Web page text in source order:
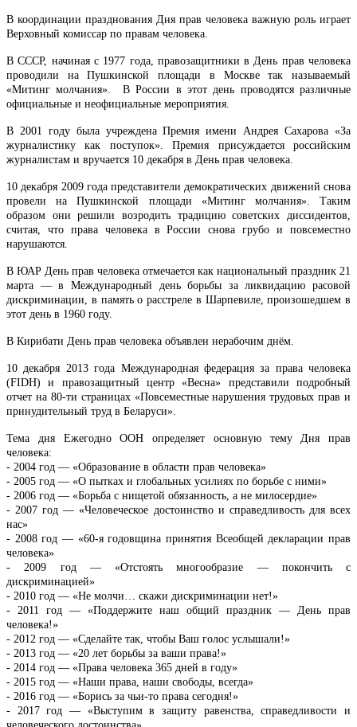
В координации празднования Дня прав человека важную роль играет
Верховный комиссар по правам человека.
В СССР, начиная с 1977 года, правозащитники в День прав человека
проводили на Пушкинской площади в Москве так называемый
«Митинг молчания». В России в этот день проводятся различные
официальные и неофициальные мероприятия.
В 2001 году была учреждена Премия имени Андрея Сахарова «За
журналистику как поступок». Премия присуждается российским
журналистам и вручается 10 декабря в День прав человека.
10 декабря 2009 года представители демократических движений снова
провели на Пушкинской площади «Митинг молчания». Таким
образом они решили возродить традицию советских диссидентов,
считая, что права человека в России снова грубо и повсеместно
нарушаются.
В ЮАР День прав человека отмечается как национальный праздник 21
марта — в Международный день борьбы за ликвидацию расовой
дискриминации, в память о расстреле в Шарпевиле, произошедшем в
этот день в 1960 году.
В Кирибати День прав человека объявлен нерабочим днём.
10 декабря 2013 года Международная федерация за права человека
(FIDH) и правозащитный центр «Весна» представили подробный
отчет на 80-ти страницах «Повсеместные нарушения трудовых прав и
принудительный труд в Беларуси».
Тема дня Ежегодно ООН определяет основную тему Дня прав
человека:
- 2004 год — «Образование в области прав человека»
- 2005 год — «О пытках и глобальных усилиях по борьбе с ними»
- 2006 год — «Борьба с нищетой обязанность, а не милосердие»
- 2007 год — «Человеческое достоинство и справедливость для всех
нас»
- 2008 год — «60-я годовщина принятия Всеобщей декларации прав
человека»
- 2009 год — «Отстоять многообразие — покончить с
дискриминацией»
- 2010 год — «Не молчи… скажи дискриминации нет!»
- 2011 год — «Поддержите наш общий праздник — День прав
человека!»
- 2012 год — «Сделайте так, чтобы Ваш голос услышали!»
- 2013 год — «20 лет борьбы за ваши права!»
- 2014 год — «Права человека 365 дней в году»
- 2015 год — «Наши права, наши свободы, всегда»
- 2016 год — «Борись за чьи-то права сегодня!»
- 2017 год — «Выступим в защиту равенства, справедливости и